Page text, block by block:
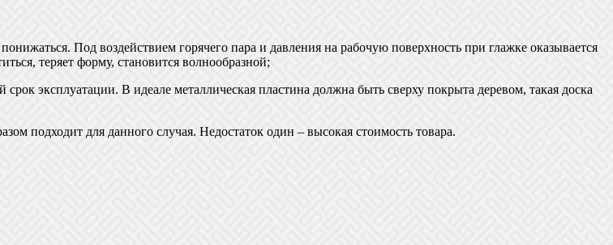
Под воздействием горячего пара и давления на рабочую поверхность при глажке оказывается
теряет форму, становится волнообразной;
эксплуатации. В идеале металлическая пластина должна быть сверху покрыта деревом, такая доска
подходит для данного случая. Недостаток один – высокая стоимость товара.